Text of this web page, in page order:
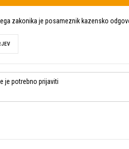
zakonika je posameznik kazensko